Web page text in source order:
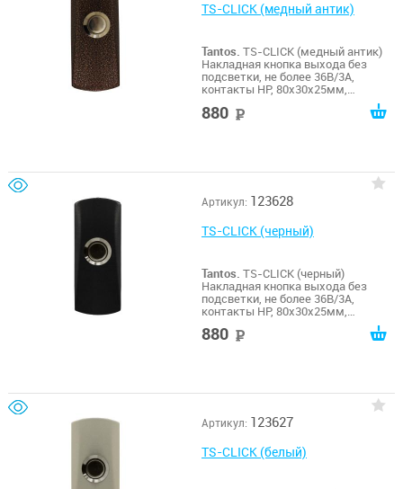
TS-CLICK (медный антик)
Tantos. TS-CLICK (медный антик)
Накладная кнопка выхода без
подсветки, не более 36В/3А,
контакты НР, 80х30х25мм,
-20...+55гр.С, цинковый сплав, цвет
покрытия - медный антик
880
Артикул: 123628
TS-CLICK (черный)
Tantos. TS-CLICK (черный)
Накладная кнопка выхода без
подсветки, не более 36В/3А,
контакты НР, 80х30х25мм,
-20...+55гр.С, цинковый сплав, цвет
покрытия - черный
880
Артикул: 123627
TS-CLICK (белый)